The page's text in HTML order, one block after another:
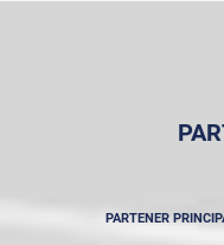
PARTENER